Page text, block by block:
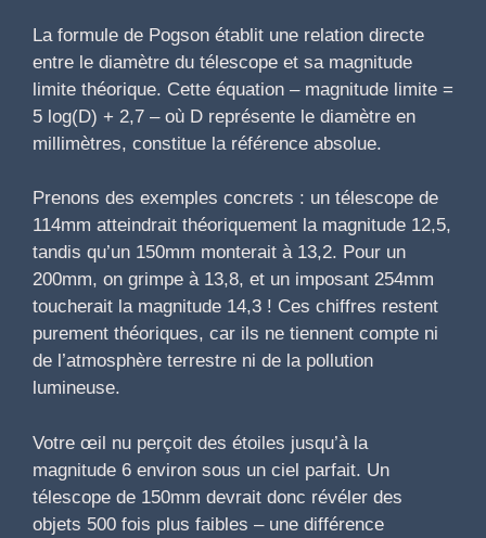
La formule de Pogson établit une relation directe
entre le diamètre du télescope et sa magnitude
limite théorique. Cette équation – magnitude limite =
5 log(D) + 2,7 – où D représente le diamètre en
millimètres, constitue la référence absolue.
Prenons des exemples concrets : un télescope de
114mm atteindrait théoriquement la magnitude 12,5,
tandis qu’un 150mm monterait à 13,2. Pour un
200mm, on grimpe à 13,8, et un imposant 254mm
toucherait la magnitude 14,3 ! Ces chiffres restent
purement théoriques, car ils ne tiennent compte ni
de l’atmosphère terrestre ni de la pollution
lumineuse.
Votre œil nu perçoit des étoiles jusqu’à la
magnitude 6 environ sous un ciel parfait. Un
télescope de 150mm devrait donc révéler des
objets 500 fois plus faibles – une différence